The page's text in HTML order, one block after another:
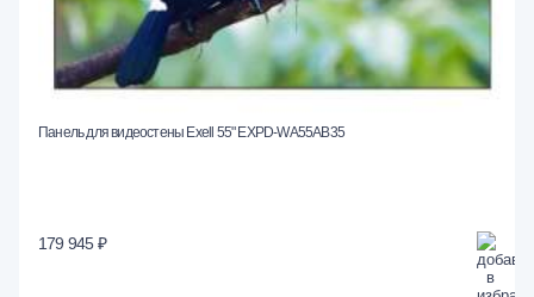
Панель для видеостены Exell 55" EXPD-WA55AB35
179 945 ₽